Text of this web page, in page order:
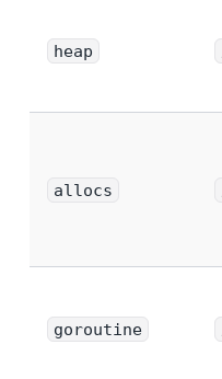
heap
allocs
goroutine